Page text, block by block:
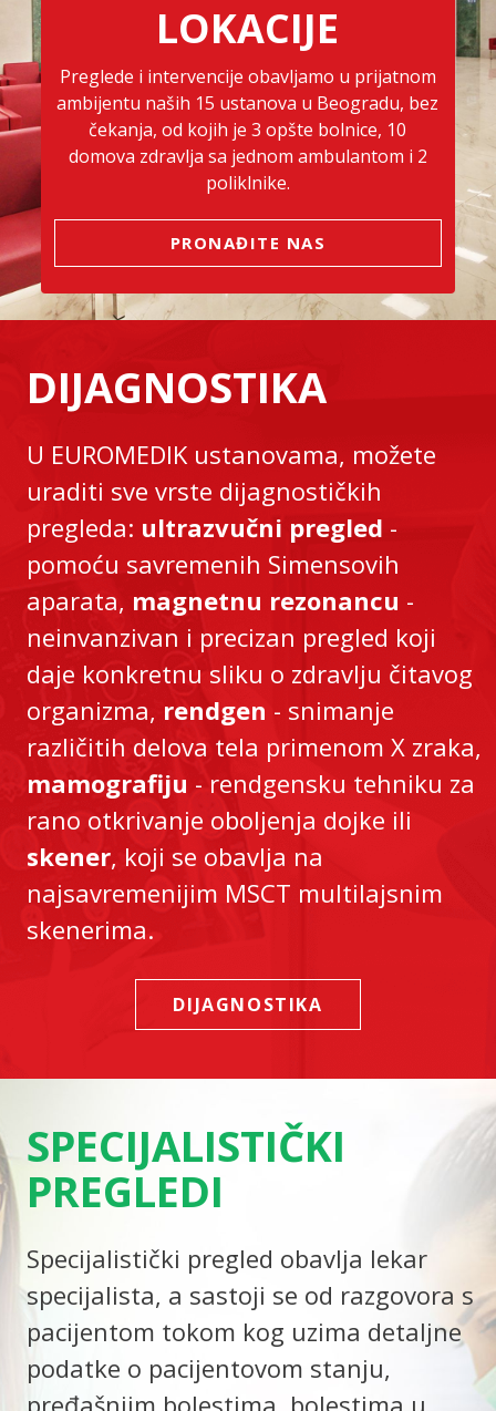
LOKACIJE
Preglede i intervencije obavljamo u prijatnom
ambijentu naših 15 ustanova u Beogradu, bez
čekanja, od kojih je 3 opšte bolnice, 10
domova zdravlja sa jednom ambulantom i 2
poliklnike.
PRONAĐITE NAS
DIJAGNOSTIKA
U EUROMEDIK ustanovama, možete
uraditi sve vrste dijagnostičkih
pregleda: ultrazvučni pregled -
pomoću savremenih Simensovih
aparata, magnetnu rezonancu -
neinvanzivan i precizan pregled koji
daje konkretnu sliku o zdravlju čitavog
organizma, rendgen - snimanje
različitih delova tela primenom X zraka,
mamografiju - rendgensku tehniku za
rano otkrivanje oboljenja dojke ili
skener, koji se obavlja na
najsavremenijim MSCT multilajsnim
skenerima.
DIJAGNOSTIKA
SPECIJALISTIČKI
PREGLEDI
Specijalistički pregled obavlja lekar
specijalista, a sastoji se od razgovora s
pacijentom tokom kog uzima detaljne
podatke o pacijentovom stanju,